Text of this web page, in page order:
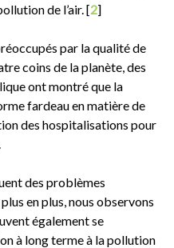
de l’air. [2]
par la qualité de
coins de la planète, des
ont montré que la
fardeau en matière de
des hospitalisations pour
des problèmes
en plus, nous observons
également se
à long terme à la pollution